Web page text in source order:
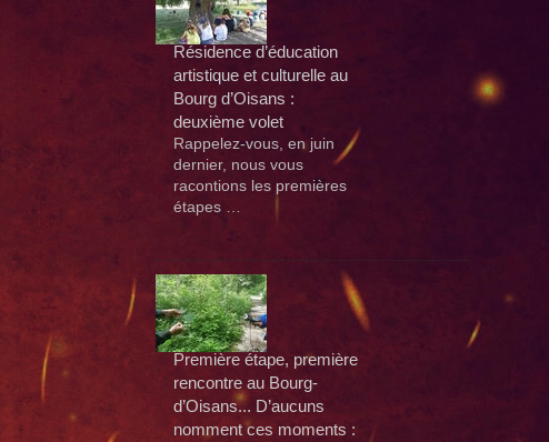
Résidence d’éducation
artistique et culturelle au
Bourg d’Oisans :
deuxième volet
Rappelez-vous, en juin
dernier, nous vous
racontions les premières
étapes …
Première étape, première
rencontre au Bourg-
d’Oisans... D’aucuns
nomment ces moments :